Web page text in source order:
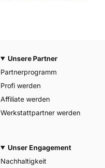
Unsere Partner
Partnerprogramm
Profi werden
Affiliate werden
Werkstattpartner werden
Unser Engagement
Nachhaltigkeit